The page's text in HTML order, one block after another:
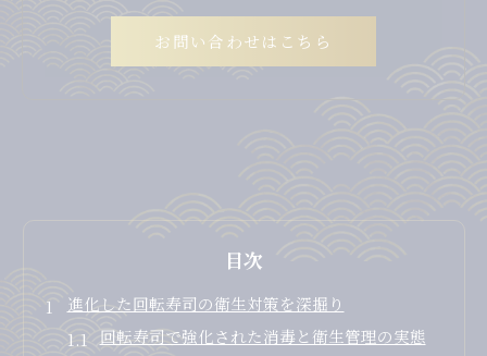
お問い合わせはこちら
目次
進化した回転寿司の衛生対策を深掘り
回転寿司で強化された消毒と衛生管理の実態